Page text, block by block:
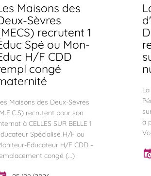
Maisons des
Sèvres
recrutent 1
Spé ou Mon-
H/F CDD
congé
Maisons des Deux-Sèvres
recrutent pour son
à CELLES SUR BELLE 1
Spécialisé H/F ou
Educateur H/F CDD –
congé (...)
à